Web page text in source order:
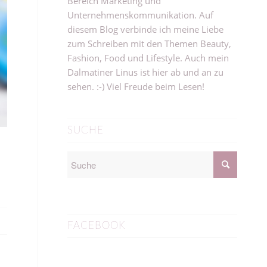
Unternehmenskommunikation. Auf
diesem Blog verbinde ich meine Liebe
zum Schreiben mit den Themen Beauty,
Fashion, Food und Lifestyle. Auch mein
Dalmatiner Linus ist hier ab und an zu
sehen. :-) Viel Freude beim Lesen!
SUCHE
FACEBOOK